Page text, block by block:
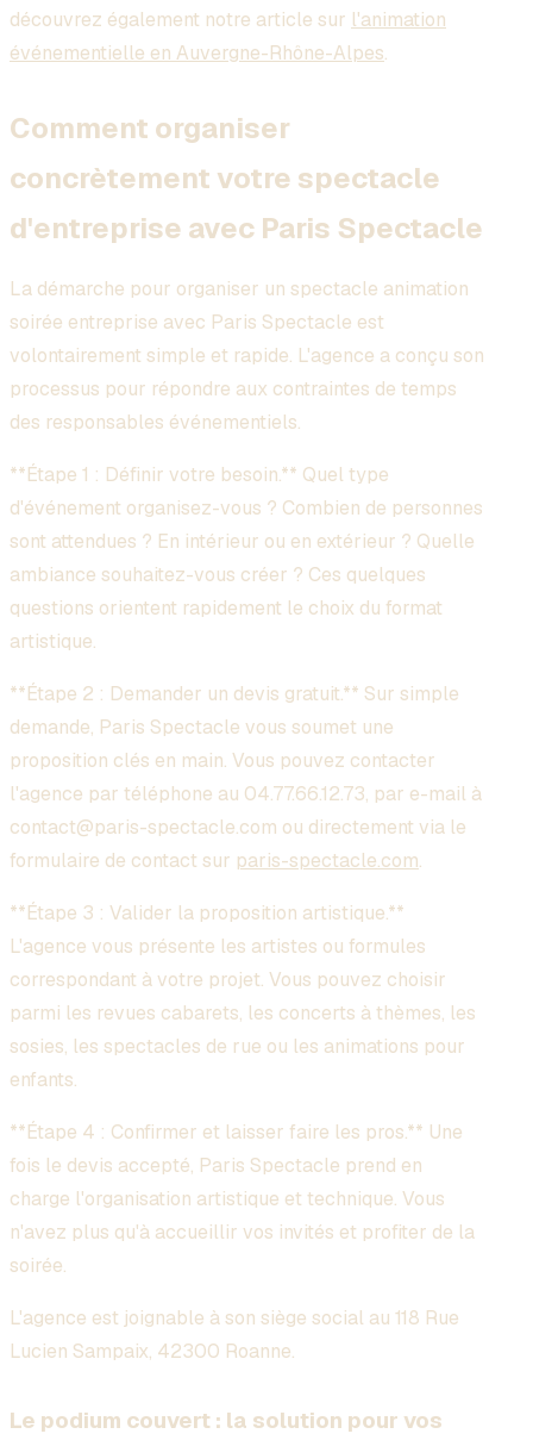
découvrez également notre article sur l'animation
événementielle en Auvergne-Rhône-Alpes.
Comment organiser
concrètement votre spectacle
d'entreprise avec Paris Spectacle
La démarche pour organiser un spectacle animation
soirée entreprise avec Paris Spectacle est
volontairement simple et rapide. L'agence a conçu son
processus pour répondre aux contraintes de temps
des responsables événementiels.
**Étape 1 : Définir votre besoin.** Quel type
d'événement organisez-vous ? Combien de personnes
sont attendues ? En intérieur ou en extérieur ? Quelle
ambiance souhaitez-vous créer ? Ces quelques
questions orientent rapidement le choix du format
artistique.
**Étape 2 : Demander un devis gratuit.** Sur simple
demande, Paris Spectacle vous soumet une
proposition clés en main. Vous pouvez contacter
l'agence par téléphone au 04.77.66.12.73, par e-mail à
contact@paris-spectacle.com ou directement via le
formulaire de contact sur paris-spectacle.com.
**Étape 3 : Valider la proposition artistique.**
L'agence vous présente les artistes ou formules
correspondant à votre projet. Vous pouvez choisir
parmi les revues cabarets, les concerts à thèmes, les
sosies, les spectacles de rue ou les animations pour
enfants.
**Étape 4 : Confirmer et laisser faire les pros.** Une
fois le devis accepté, Paris Spectacle prend en
charge l'organisation artistique et technique. Vous
n'avez plus qu'à accueillir vos invités et profiter de la
soirée.
L'agence est joignable à son siège social au 118 Rue
Lucien Sampaix, 42300 Roanne.
Le podium couvert : la solution pour vos